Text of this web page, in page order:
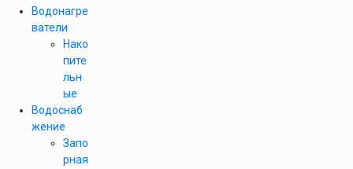
Водонагре
ватели
Нако
пите
льн
ые
Водоснаб
жение
Запо
рная